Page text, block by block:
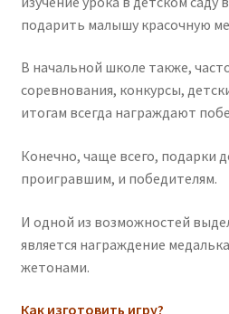
подарить малышу красочную
В начальной школе также,
соревнования, конкурсы,
итогам всегда награждают
Конечно, чаще всего, подарки
проигравшим, и победителям.
И одной из возможностей
является награждение
жетонами.
Как изготовить игру?